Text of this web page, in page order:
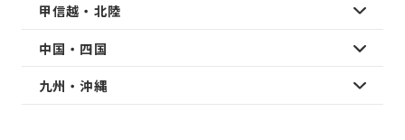
甲信越・北陸
中国・四国
九州・沖縄